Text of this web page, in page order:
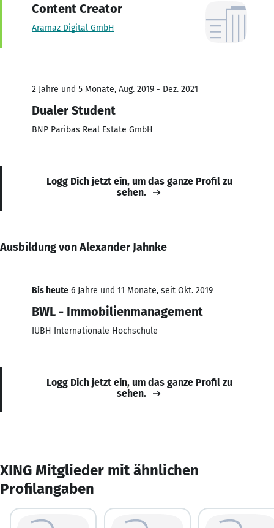
Content Creator
Aramaz Digital GmbH
2 Jahre und 5 Monate, Aug. 2019 - Dez. 2021
Dualer Student
BNP Paribas Real Estate GmbH
Logg Dich jetzt ein, um das ganze Profil zu
sehen.
Ausbildung von Alexander Jahnke
Bis heute 6 Jahre und 11 Monate, seit Okt. 2019
BWL - Immobilienmanagement
IUBH Internationale Hochschule
Logg Dich jetzt ein, um das ganze Profil zu
sehen.
XING Mitglieder mit ähnlichen
Profilangaben